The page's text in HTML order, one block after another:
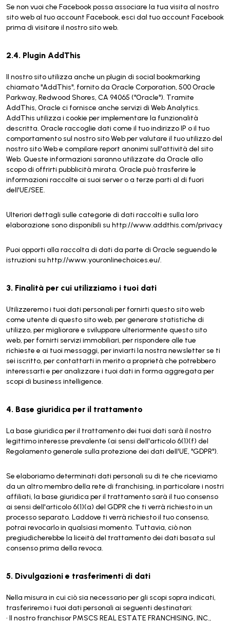
Se non vuoi che Facebook possa associare la tua visita al nostro
sito web al tuo account Facebook, esci dal tuo account Facebook
prima di visitare il nostro sito web.
2.4. Plugin AddThis
Il nostro sito utilizza anche un plugin di social bookmarking
chiamato "AddThis", fornito da Oracle Corporation, 500 Oracle
Parkway, Redwood Shores, CA 94065 ("Oracle"). Tramite
AddThis, Oracle ci fornisce anche servizi di Web Analytics.
AddThis utilizza i cookie per implementare la funzionalità
descritta. Oracle raccoglie dati come il tuo indirizzo IP o il tuo
comportamento sul nostro sito Web per valutare il tuo utilizzo del
nostro sito Web e compilare report anonimi sull'attività del sito
Web. Queste informazioni saranno utilizzate da Oracle allo
scopo di offrirti pubblicità mirata. Oracle può trasferire le
informazioni raccolte ai suoi server o a terze parti al di fuori
dell'UE/SEE.
Ulteriori dettagli sulle categorie di dati raccolti e sulla loro
elaborazione sono disponibili su http://www.addthis.com/privacy
Puoi opporti alla raccolta di dati da parte di Oracle seguendo le
istruzioni su http://www.youronlinechoices.eu/.
3. Finalità per cui utilizziamo i tuoi dati
Utilizzeremo i tuoi dati personali per fornirti questo sito web
come utente di questo sito web, per generare statistiche di
utilizzo, per migliorare e sviluppare ulteriormente questo sito
web, per fornirti servizi immobiliari, per rispondere alle tue
richieste e ai tuoi messaggi, per inviarti la nostra newsletter se ti
sei iscritto, per contattarti in merito a proprietà che potrebbero
interessarti e per analizzare i tuoi dati in forma aggregata per
scopi di business intelligence.
4. Base giuridica per il trattamento
La base giuridica per il trattamento dei tuoi dati sarà il nostro
legittimo interesse prevalente (ai sensi dell'articolo 6(1)(f) del
Regolamento generale sulla protezione dei dati dell'UE, "GDPR").
Se elaboriamo determinati dati personali su di te che riceviamo
da un altro membro della rete di franchising, in particolare i nostri
affiliati, la base giuridica per il trattamento sarà il tuo consenso
ai sensi dell'articolo 6(1)(a) del GDPR che ti verrà richiesto in un
processo separato. Laddove ti verrà richiesto il tuo consenso,
potrai revocarlo in qualsiasi momento. Tuttavia, ciò non
pregiudicherebbe la liceità del trattamento dei dati basata sul
consenso prima della revoca.
5. Divulgazioni e trasferimenti di dati
Nella misura in cui ciò sia necessario per gli scopi sopra indicati,
trasferiremo i tuoi dati personali ai seguenti destinatari:
• Il nostro franchisor PMSCS REAL ESTATE FRANCHISING, INC.,